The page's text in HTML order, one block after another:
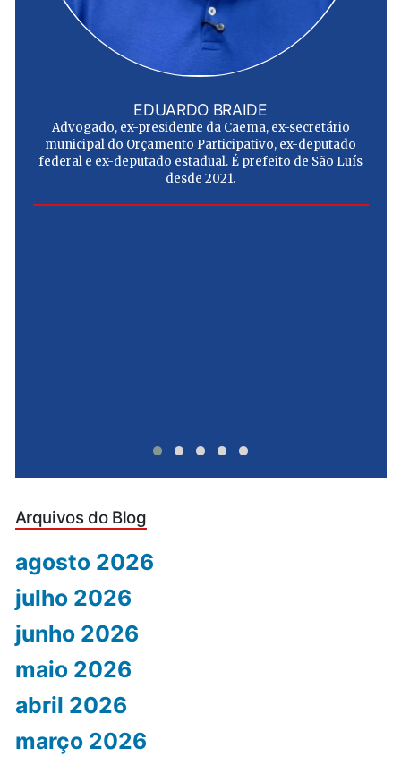
EDUARDO BRAIDE
Advogado, ex-presidente da Caema, ex-secretário
municipal do Orçamento Participativo, ex-deputado
federal e ex-deputado estadual. É prefeito de São Luís
desde 2021.
Arquivos do Blog
agosto 2026
julho 2026
junho 2026
maio 2026
abril 2026
março 2026